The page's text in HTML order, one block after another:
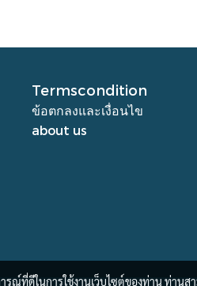
Termscondition
ข้อตกลงและเงื่อนไข
about us
ณ์ที่ดีในการใช้งานเว็บไซต์ของท่าน ท่านส